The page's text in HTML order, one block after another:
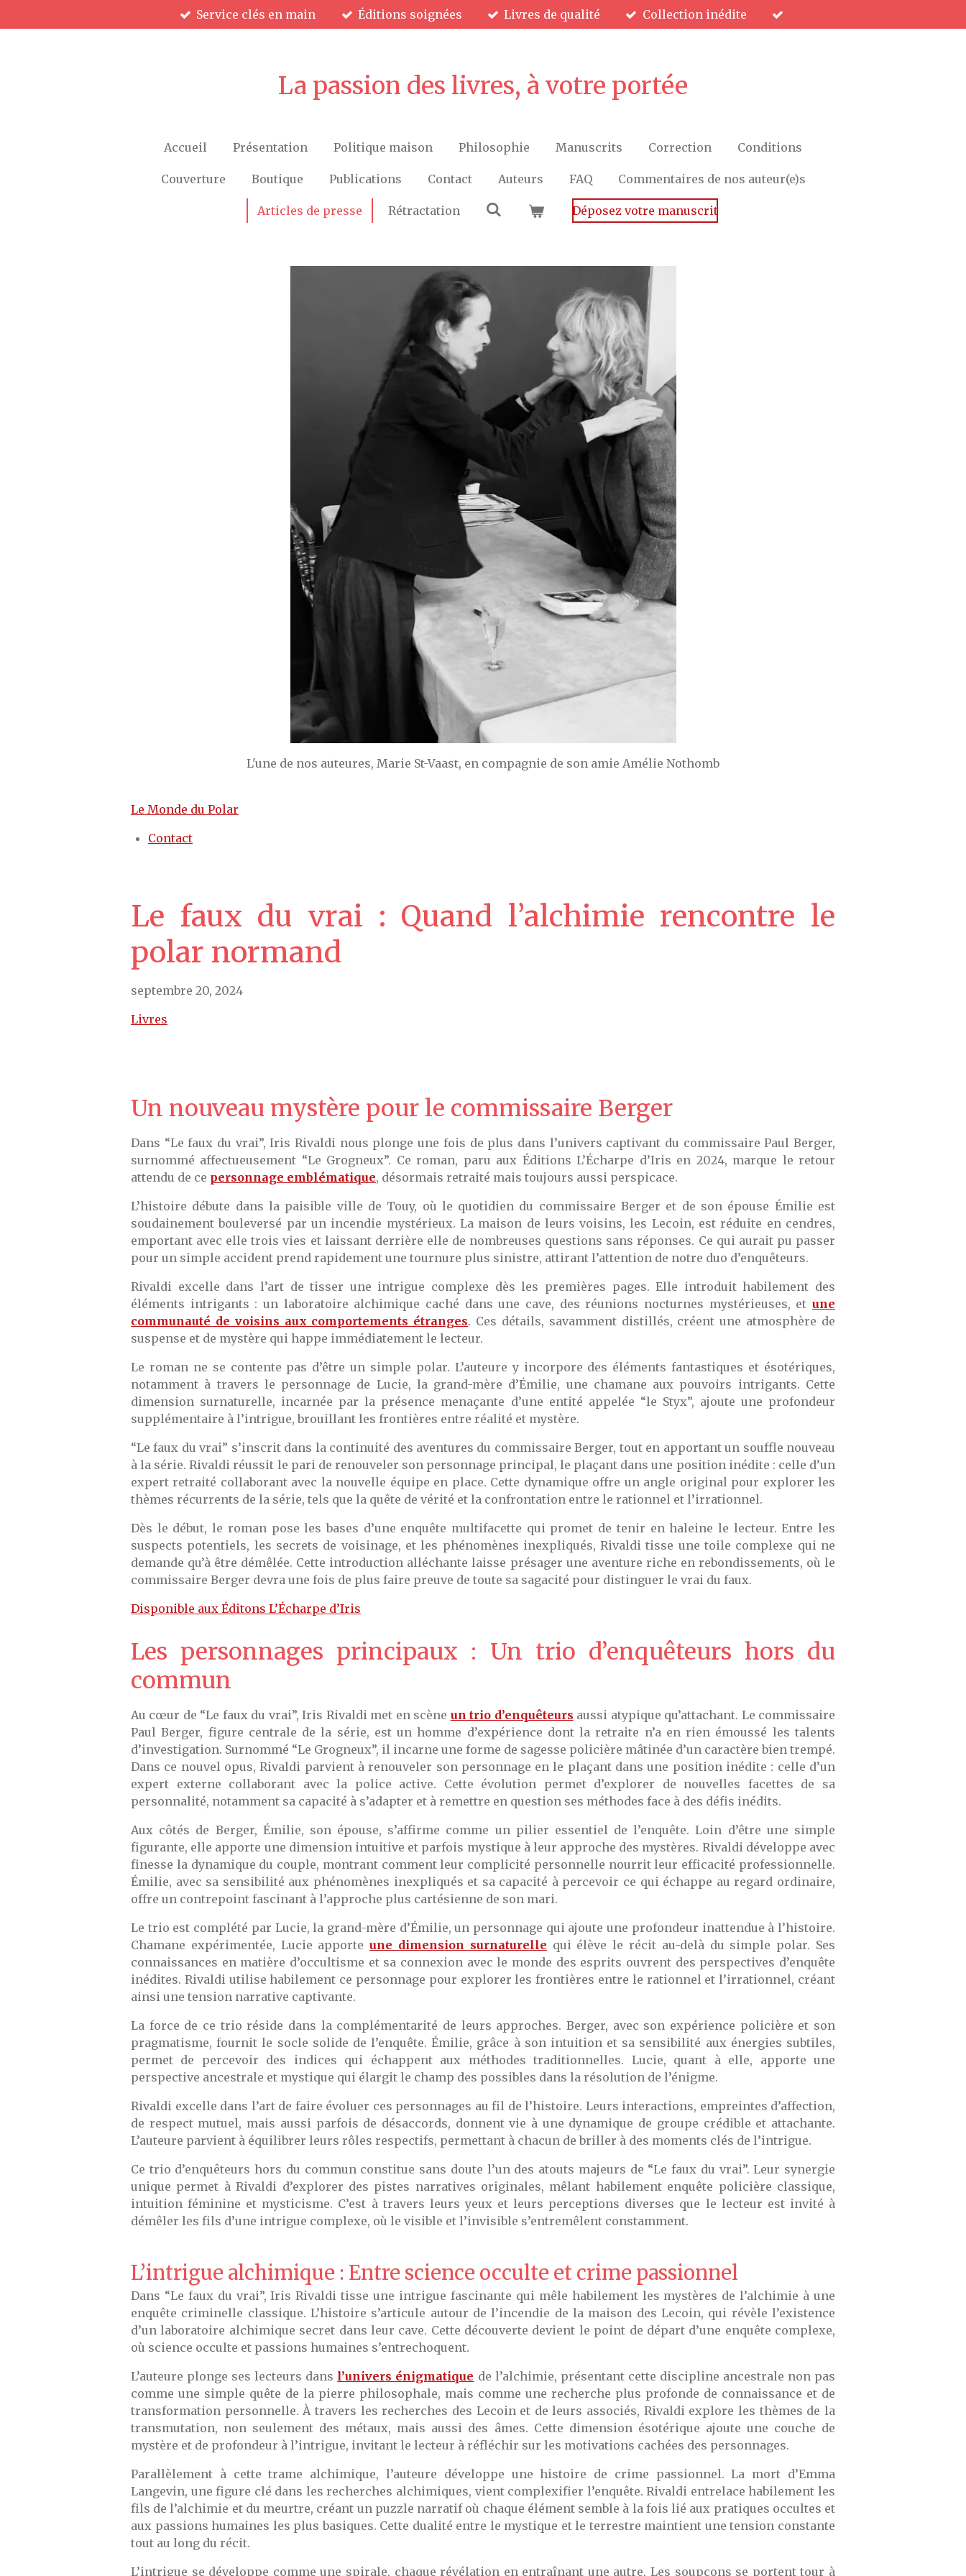
au
Service clés en main Éditions soignées Livres de qualité Collection inédite
La passion des livres, à votre portée
Accueil Présentation Politique maison Philosophie Manuscrits Correction Conditions
Couverture Boutique Publications Contact Auteurs FAQ Commentaires de nos auteur(e)s
Articles de presse Rétractation Déposez votre manuscrit
L'une de nos auteures, Marie St-Vaast, en compagnie de son amie Amélie Nothomb
Le Monde du Polar
Contact
Le faux du vrai : Quand l’alchimie rencontre le
polar normand
septembre 20, 2024
Livres
Un nouveau mystère pour le commissaire Berger
Dans “Le faux du vrai”, Iris Rivaldi nous plonge une fois de plus dans l’univers captivant du commissaire Paul Berger,
surnommé affectueusement “Le Grogneux”. Ce roman, paru aux Éditions L’Écharpe d’Iris en 2024, marque le retour
attendu de ce personnage emblématique, désormais retraité mais toujours aussi perspicace.
L’histoire débute dans la paisible ville de Touy, où le quotidien du commissaire Berger et de son épouse Émilie est
soudainement bouleversé par un incendie mystérieux. La maison de leurs voisins, les Lecoin, est réduite en cendres,
emportant avec elle trois vies et laissant derrière elle de nombreuses questions sans réponses. Ce qui aurait pu passer
pour un simple accident prend rapidement une tournure plus sinistre, attirant l’attention de notre duo d’enquêteurs.
Rivaldi excelle dans l’art de tisser une intrigue complexe dès les premières pages. Elle introduit habilement des
éléments intrigants : un laboratoire alchimique caché dans une cave, des réunions nocturnes mystérieuses, et une
communauté de voisins aux comportements étranges. Ces détails, savamment distillés, créent une atmosphère de
suspense et de mystère qui happe immédiatement le lecteur.
Le roman ne se contente pas d’être un simple polar. L’auteure y incorpore des éléments fantastiques et ésotériques,
notamment à travers le personnage de Lucie, la grand-mère d’Émilie, une chamane aux pouvoirs intrigants. Cette
dimension surnaturelle, incarnée par la présence menaçante d’une entité appelée “le Styx”, ajoute une profondeur
supplémentaire à l’intrigue, brouillant les frontières entre réalité et mystère.
“Le faux du vrai” s’inscrit dans la continuité des aventures du commissaire Berger, tout en apportant un souffle nouveau
à la série. Rivaldi réussit le pari de renouveler son personnage principal, le plaçant dans une position inédite : celle d’un
expert retraité collaborant avec la nouvelle équipe en place. Cette dynamique offre un angle original pour explorer les
thèmes récurrents de la série, tels que la quête de vérité et la confrontation entre le rationnel et l’irrationnel.
Dès le début, le roman pose les bases d’une enquête multifacette qui promet de tenir en haleine le lecteur. Entre les
suspects potentiels, les secrets de voisinage, et les phénomènes inexpliqués, Rivaldi tisse une toile complexe qui ne
demande qu’à être démêlée. Cette introduction alléchante laisse présager une aventure riche en rebondissements, où le
commissaire Berger devra une fois de plus faire preuve de toute sa sagacité pour distinguer le vrai du faux.
Disponible aux Éditons L’Écharpe d’Iris
Les personnages principaux : Un trio d’enquêteurs hors du
commun
Au cœur de “Le faux du vrai”, Iris Rivaldi met en scène un trio d’enquêteurs aussi atypique qu’attachant. Le commissaire
Paul Berger, figure centrale de la série, est un homme d’expérience dont la retraite n’a en rien émoussé les talents
d’investigation. Surnommé “Le Grogneux”, il incarne une forme de sagesse policière mâtinée d’un caractère bien trempé.
Dans ce nouvel opus, Rivaldi parvient à renouveler son personnage en le plaçant dans une position inédite : celle d’un
expert externe collaborant avec la police active. Cette évolution permet d’explorer de nouvelles facettes de sa
personnalité, notamment sa capacité à s’adapter et à remettre en question ses méthodes face à des défis inédits.
Aux côtés de Berger, Émilie, son épouse, s’affirme comme un pilier essentiel de l’enquête. Loin d’être une simple
figurante, elle apporte une dimension intuitive et parfois mystique à leur approche des mystères. Rivaldi développe avec
finesse la dynamique du couple, montrant comment leur complicité personnelle nourrit leur efficacité professionnelle.
Émilie, avec sa sensibilité aux phénomènes inexpliqués et sa capacité à percevoir ce qui échappe au regard ordinaire,
offre un contrepoint fascinant à l’approche plus cartésienne de son mari.
Le trio est complété par Lucie, la grand-mère d’Émilie, un personnage qui ajoute une profondeur inattendue à l’histoire.
Chamane expérimentée, Lucie apporte une dimension surnaturelle qui élève le récit au-delà du simple polar. Ses
connaissances en matière d’occultisme et sa connexion avec le monde des esprits ouvrent des perspectives d’enquête
inédites. Rivaldi utilise habilement ce personnage pour explorer les frontières entre le rationnel et l’irrationnel, créant
ainsi une tension narrative captivante.
La force de ce trio réside dans la complémentarité de leurs approches. Berger, avec son expérience policière et son
pragmatisme, fournit le socle solide de l’enquête. Émilie, grâce à son intuition et sa sensibilité aux énergies subtiles,
permet de percevoir des indices qui échappent aux méthodes traditionnelles. Lucie, quant à elle, apporte une
perspective ancestrale et mystique qui élargit le champ des possibles dans la résolution de l’énigme.
Rivaldi excelle dans l’art de faire évoluer ces personnages au fil de l’histoire. Leurs interactions, empreintes d’affection,
de respect mutuel, mais aussi parfois de désaccords, donnent vie à une dynamique de groupe crédible et attachante.
L’auteure parvient à équilibrer leurs rôles respectifs, permettant à chacun de briller à des moments clés de l’intrigue.
Ce trio d’enquêteurs hors du commun constitue sans doute l’un des atouts majeurs de “Le faux du vrai”. Leur synergie
unique permet à Rivaldi d’explorer des pistes narratives originales, mêlant habilement enquête policière classique,
intuition féminine et mysticisme. C’est à travers leurs yeux et leurs perceptions diverses que le lecteur est invité à
démêler les fils d’une intrigue complexe, où le visible et l’invisible s’entremêlent constamment.
L’intrigue alchimique : Entre science occulte et crime passionnel
Dans “Le faux du vrai”, Iris Rivaldi tisse une intrigue fascinante qui mêle habilement les mystères de l’alchimie à une
enquête criminelle classique. L’histoire s’articule autour de l’incendie de la maison des Lecoin, qui révèle l’existence
d’un laboratoire alchimique secret dans leur cave. Cette découverte devient le point de départ d’une enquête complexe,
où science occulte et passions humaines s’entrechoquent.
L’auteure plonge ses lecteurs dans l’univers énigmatique de l’alchimie, présentant cette discipline ancestrale non pas
comme une simple quête de la pierre philosophale, mais comme une recherche plus profonde de connaissance et de
transformation personnelle. À travers les recherches des Lecoin et de leurs associés, Rivaldi explore les thèmes de la
transmutation, non seulement des métaux, mais aussi des âmes. Cette dimension ésotérique ajoute une couche de
mystère et de profondeur à l’intrigue, invitant le lecteur à réfléchir sur les motivations cachées des personnages.
Parallèlement à cette trame alchimique, l’auteure développe une histoire de crime passionnel. La mort d’Emma
Langevin, une figure clé dans les recherches alchimiques, vient complexifier l’enquête. Rivaldi entrelace habilement les
fils de l’alchimie et du meurtre, créant un puzzle narratif où chaque élément semble à la fois lié aux pratiques occultes et
aux passions humaines les plus basiques. Cette dualité entre le mystique et le terrestre maintient une tension constante
tout au long du récit.
L’intrigue se développe comme une spirale, chaque révélation en entraînant une autre. Les soupçons se portent tour à